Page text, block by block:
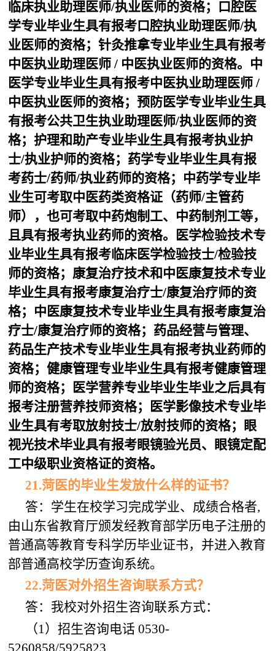
临床执业助理医师/执业医师的资格；口腔医
学专业毕业生具有报考口腔执业助理医师/执
业医师的资格；针灸推拿专业毕业生具有报考
中医执业助理医师 / 中医执业医师的资格。中
医学专业毕业生具有报考中医执业助理医师 /
中医执业医师的资格；预防医学专业毕业生具
有报考公共卫生执业助理医师/执业医师的资
格；护理和助产专业毕业生具有报考执业护
士/执业护师的资格；药学专业毕业生具有报
考药士/药师/执业药师的资格；中药学专业毕
业生可考取中医药类资格证（药师/主管药
师），也可考取中药炮制工、中药制剂工等，
且具有报考执业药师的资格。医学检验技术专
业毕业生具有报考临床医学检验技士/检验技
师的资格；康复治疗技术和中医康复技术专业
毕业生具有报考康复治疗士/康复治疗师的资
格；中医康复技术专业毕业生具有报考康复治
疗士/康复治疗师的资格；药品经营与管理、
药品生产技术专业毕业生具有报考执业药师的
资格；健康管理专业毕业生具有报考健康管理
师的资格；医学营养专业毕业生毕业之后具有
报考注册营养技师资格；医学影像技术专业毕
业生具有考取放射技士/放射技师的资格；眼
视光技术毕业具有报考眼镜验光员、眼镜定配
工中级职业资格证的资格。
21.菏医的毕业生发放什么样的证书？
答：学生在校学习完成学业、成绩合格者,
由山东省教育厅颁发经教育部学历电子注册的
普通高等教育专科学历毕业证书，并进入教育
部普通高校学历查询系统。
22.菏医对外招生咨询联系方式？
答：我校对外招生咨询联系方式：
（1）招生咨询电话 0530-
5260858/5925823